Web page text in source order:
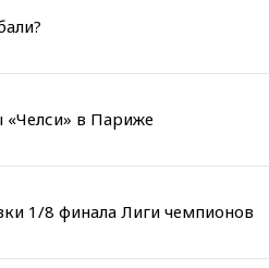
в Париже
1/8 финала Лиги чемпионов